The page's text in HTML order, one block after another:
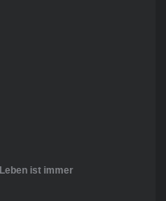
Leben ist immer